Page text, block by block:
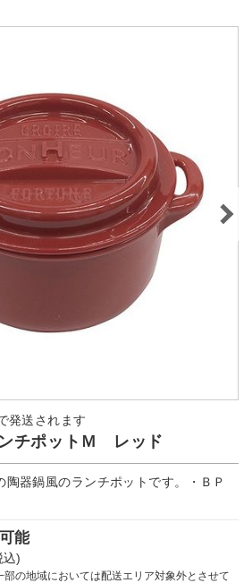
発送されます
チポットＭ レッド
陶器鍋風のランチポットです。・ＢＰ
能
込)
の地域においては配送エリア対象外とさせて